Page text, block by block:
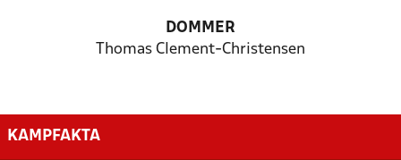
DOMMER
Thomas Clement-Christensen
KAMPFAKTA